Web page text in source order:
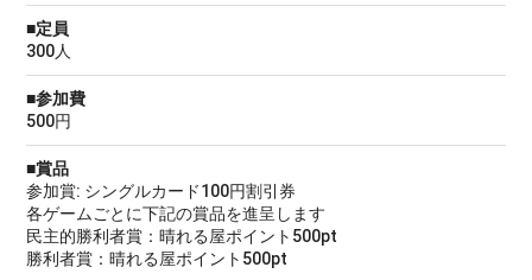
■定員
300人
■参加費
500円
■賞品
参加賞: シングルカード100円割引券
各ゲームごとに下記の賞品を進呈します
民主的勝利者賞：晴れる屋ポイント500pt
勝利者賞：晴れる屋ポイント500pt